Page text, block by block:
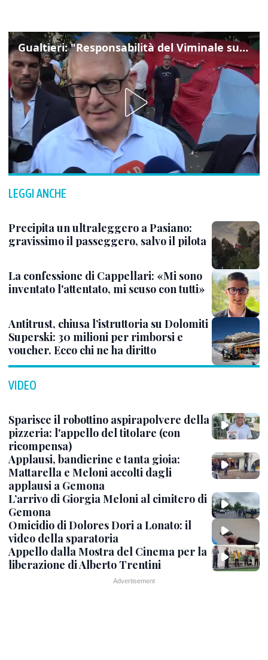
Gualtieri: "Responsabilità del Viminale su Spin Time? La posizione dei partiti è nota"
LEGGI ANCHE
Precipita un ultraleggero a Pasiano:
gravissimo il passeggero, salvo il pilota
La confessione di Cappellari: «Mi sono
inventato l'attentato, mi scuso con tutti»
Antitrust, chiusa l’istruttoria su Dolomiti
Superski: 30 milioni per rimborsi e
voucher. Ecco chi ne ha diritto
VIDEO
Sparisce il robottino aspirapolvere della
pizzeria: l'appello del titolare (con
ricompensa)
Applausi, bandierine e tanta gioia:
Mattarella e Meloni accolti dagli
applausi a Gemona
L’arrivo di Giorgia Meloni al cimitero di
Gemona
Omicidio di Dolores Dori a Lonato: il
video della sparatoria
Appello dalla Mostra del Cinema per la
liberazione di Alberto Trentini